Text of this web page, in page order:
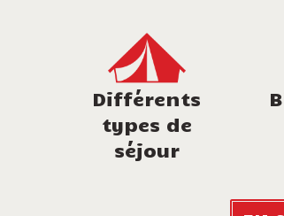
Différents
types de
séjour